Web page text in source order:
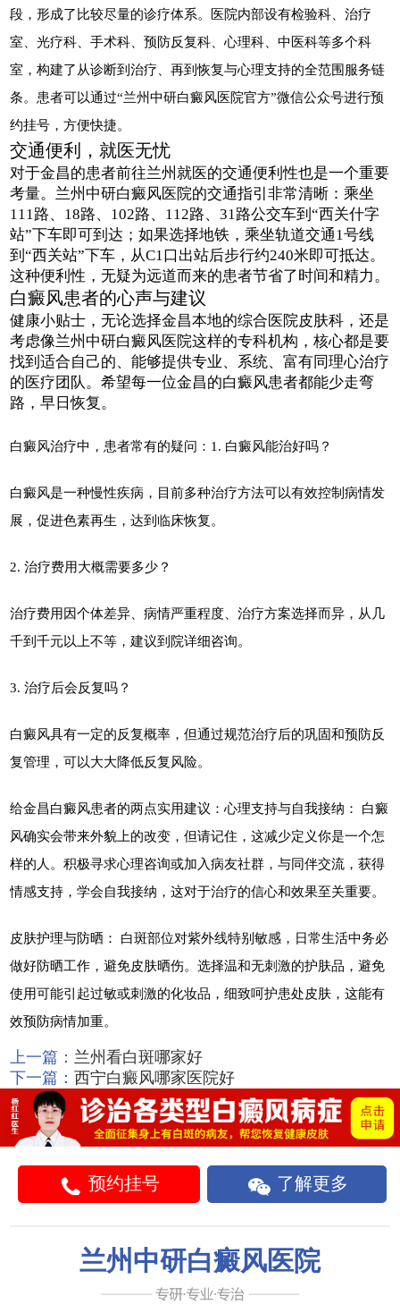
段，形成了比较尽量的诊疗体系。医院内部设有检验科、治疗
室、光疗科、手术科、预防反复科、心理科、中医科等多个科
室，构建了从诊断到治疗、再到恢复与心理支持的全范围服务链
条。患者可以通过“兰州中研白癜风医院官方”微信公众号进行预
约挂号，方便快捷。
交通便利，就医无忧
对于金昌的患者前往兰州就医的交通便利性也是一个重要
考量。兰州中研白癜风医院的交通指引非常清晰：乘坐
111路、18路、102路、112路、31路公交车到“西关什字
站”下车即可到达；如果选择地铁，乘坐轨道交通1号线
到“西关站”下车，从C1口出站后步行约240米即可抵达。
这种便利性，无疑为远道而来的患者节省了时间和精力。
白癜风患者的心声与建议
健康小贴士，无论选择金昌本地的综合医院皮肤科，还是
考虑像兰州中研白癜风医院这样的专科机构，核心都是要
找到适合自己的、能够提供专业、系统、富有同理心治疗
的医疗团队。希望每一位金昌的白癜风患者都能少走弯
路，早日恢复。
白癜风治疗中，患者常有的疑问：1. 白癜风能治好吗？
白癜风是一种慢性疾病，目前多种治疗方法可以有效控制病情发
展，促进色素再生，达到临床恢复。
2. 治疗费用大概需要多少？
治疗费用因个体差异、病情严重程度、治疗方案选择而异，从几
千到千元以上不等，建议到院详细咨询。
3. 治疗后会反复吗？
白癜风具有一定的反复概率，但通过规范治疗后的巩固和预防反
复管理，可以大大降低反复风险。
给金昌白癜风患者的两点实用建议：心理支持与自我接纳： 白癜
风确实会带来外貌上的改变，但请记住，这减少定义你是一个怎
样的人。积极寻求心理咨询或加入病友社群，与同伴交流，获得
情感支持，学会自我接纳，这对于治疗的信心和效果至关重要。
皮肤护理与防晒： 白斑部位对紫外线特别敏感，日常生活中务必
做好防晒工作，避免皮肤晒伤。选择温和无刺激的护肤品，避免
使用可能引起过敏或刺激的化妆品，细致呵护患处皮肤，这能有
效预防病情加重。
上一篇： 兰州看白斑哪家好
下一篇：西宁白癜风哪家医院好
预约挂号 了解更多
兰州中研白癜风医院